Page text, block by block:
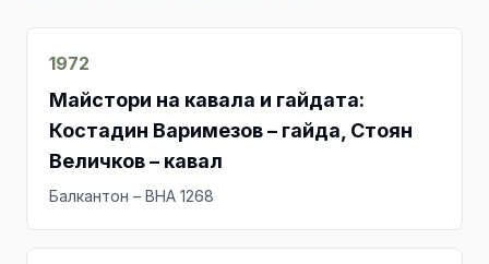
1972
Майстори на кавала и гайдата:
Костадин Варимезов – гайда, Стоян
Величков – кавал
Балкантон – ВНА 1268